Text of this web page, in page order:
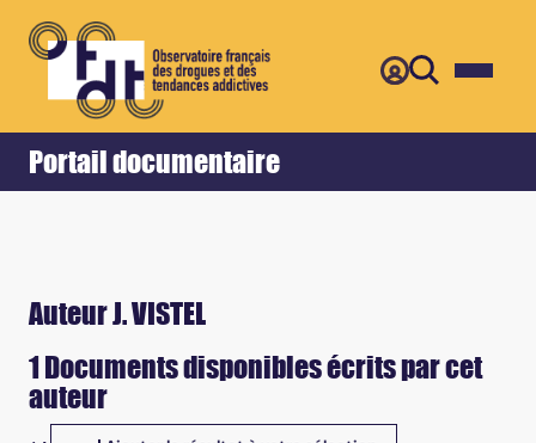
Portail documentaire
Accueil Retour
Auteur J. VISTEL
1 Documents disponibles écrits par cet
auteur